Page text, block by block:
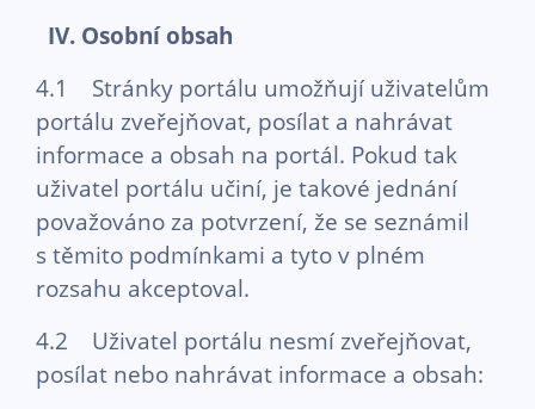
IV. Osobní obsah
4.1 Stránky portálu umožňují uživatelům
portálu zveřejňovat, posílat a nahrávat
informace a obsah na portál. Pokud tak
uživatel portálu učiní, je takové jednání
považováno za potvrzení, že se seznámil
s těmito podmínkami a tyto v plném
rozsahu akceptoval.
4.2 Uživatel portálu nesmí zveřejňovat,
posílat nebo nahrávat informace a obsah: